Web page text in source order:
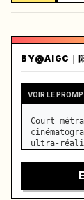
BY@AIGC｜
VOIR LE
Court
ultra-
travers
fines